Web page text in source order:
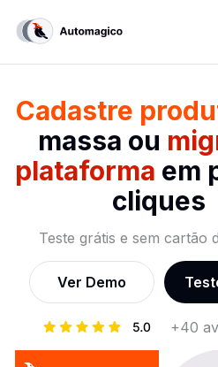
Cadastre
massa ou
plataforma em
cliques
Teste grátis e sem cartão
Ver Demo
+40